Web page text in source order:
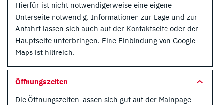
Hierfür ist nicht notwendigerweise eine eigene
Unterseite notwendig. Informationen zur Lage und zur
Anfahrt lassen sich auch auf der Kontaktseite oder der
Hauptseite unterbringen. Eine Einbindung von Google
Maps ist hilfreich.
Öffnungszeiten
Die Öffnungszeiten lassen sich gut auf der Mainpage